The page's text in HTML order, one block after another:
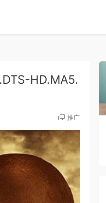
HD.MA5.
推广